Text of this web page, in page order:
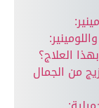
العلاج؟
من الجمال